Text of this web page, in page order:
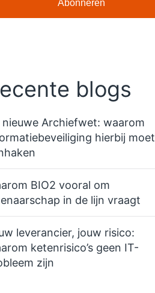
blogs
nieuwe Archiefwet: waarom
hierbij moet
BIO2 vooral om
in de lijn vraagt
leverancier, jouw risico:
ketenrisico’s geen IT-
zijn